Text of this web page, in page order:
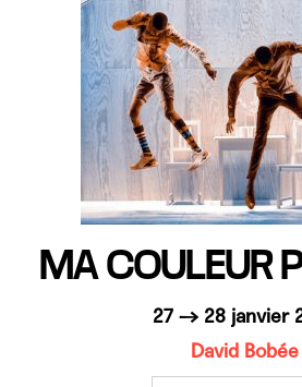
MA COULEUR
27 → 28 janvier
David Bobée